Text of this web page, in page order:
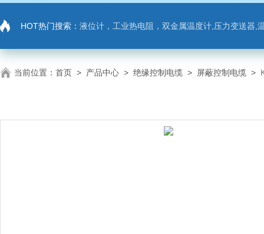
HOT热门搜索： 液位计，工业热电阻，双金属温度计,压力变送器,
当前位置： 首页 > 产品中心 > 绝缘控制电缆 > 屏蔽控制电缆 >